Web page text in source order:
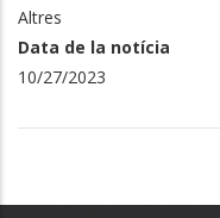
Altres
Data de la notícia
10/27/2023